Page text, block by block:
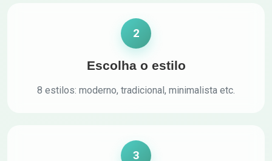
2
Escolha o estilo
8 estilos: moderno, tradicional, minimalista etc.
3